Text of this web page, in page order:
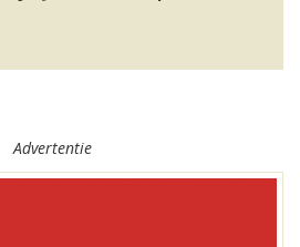
Advertentie